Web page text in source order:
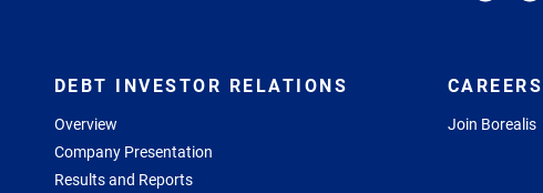
DEBT INVESTOR RELATIONS
Overview
Company Presentation
Results and Reports
CAREERS
Join Borealis